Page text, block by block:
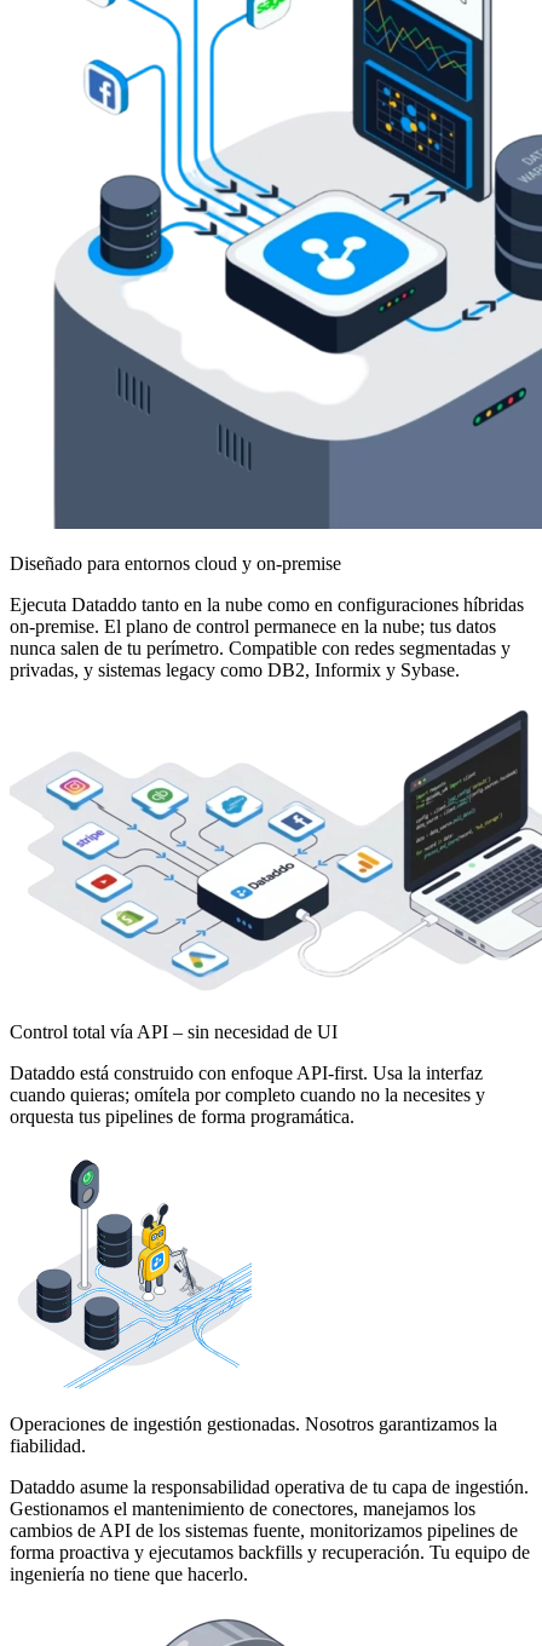
Diseñado para entornos cloud y on-premise
Ejecuta Dataddo tanto en la nube como en configuraciones híbridas
on-premise. El plano de control permanece en la nube; tus datos
nunca salen de tu perímetro. Compatible con redes segmentadas y
privadas, y sistemas legacy como DB2, Informix y Sybase.
Control total vía API – sin necesidad de UI
Dataddo está construido con enfoque API-first. Usa la interfaz
cuando quieras; omítela por completo cuando no la necesites y
orquesta tus pipelines de forma programática.
Operaciones de ingestión gestionadas. Nosotros garantizamos la
fiabilidad.
Dataddo asume la responsabilidad operativa de tu capa de ingestión.
Gestionamos el mantenimiento de conectores, manejamos los
cambios de API de los sistemas fuente, monitorizamos pipelines de
forma proactiva y ejecutamos backfills y recuperación. Tu equipo de
ingeniería no tiene que hacerlo.